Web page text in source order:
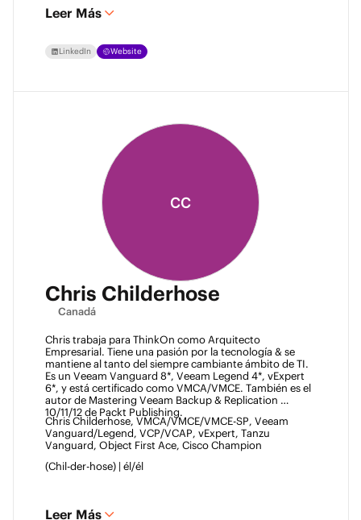
Leer Más
LinkedIn Website
CC
Chris Childerhose
Canadá
Chris trabaja para ThinkOn como Arquitecto
Empresarial. Tiene una pasión por la tecnología & se
mantiene al tanto del siempre cambiante ámbito de TI.
Es un Veeam Vanguard 8*, Veeam Legend 4*, vExpert
6*, y está certificado como VMCA/VMCE. También es el
autor de Mastering Veeam Backup & Replication
10/11/12 de Packt Publishing.
Chris Childerhose, VMCA/VMCE/VMCE-SP, Veeam
Vanguard/Legend, VCP/VCAP, vExpert, Tanzu
Vanguard, Object First Ace, Cisco Champion
(Chil-der-hose) | él/él
Leer Más